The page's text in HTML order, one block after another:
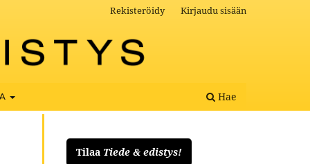
Hae
Rekisteröidy Kirjaudu sisään
Tilaa Tiede & edistys!